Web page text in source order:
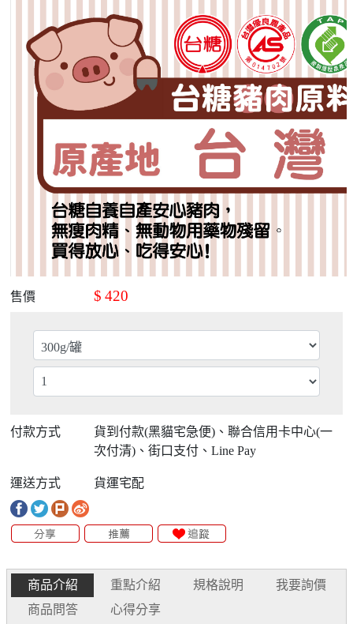
售價 $ 420
付款方式
貨到付款(黑貓宅急便)、聯合信用卡中心(一
次付清)、街口支付、Line Pay
運送方式 貨運宅配
商品介紹 重點介紹 規格說明
我要詢價
商品問答
心得分享